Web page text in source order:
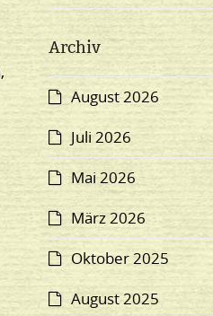
Archiv
August 2026
Juli 2026
Mai 2026
März 2026
Oktober 2025
August 2025